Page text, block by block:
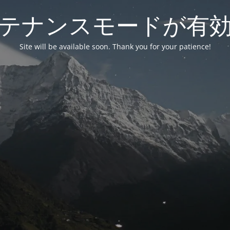
ナンスモードが有
Site will be available soon. Thank you for your patience!